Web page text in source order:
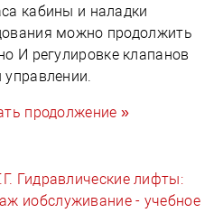
кабины и наладки
можно продолжить
И регулировке клапанов
продолжение »
Гидравлические лифты:
иобслуживание - учебное